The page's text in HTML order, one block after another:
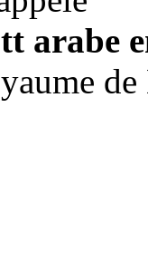
arabe